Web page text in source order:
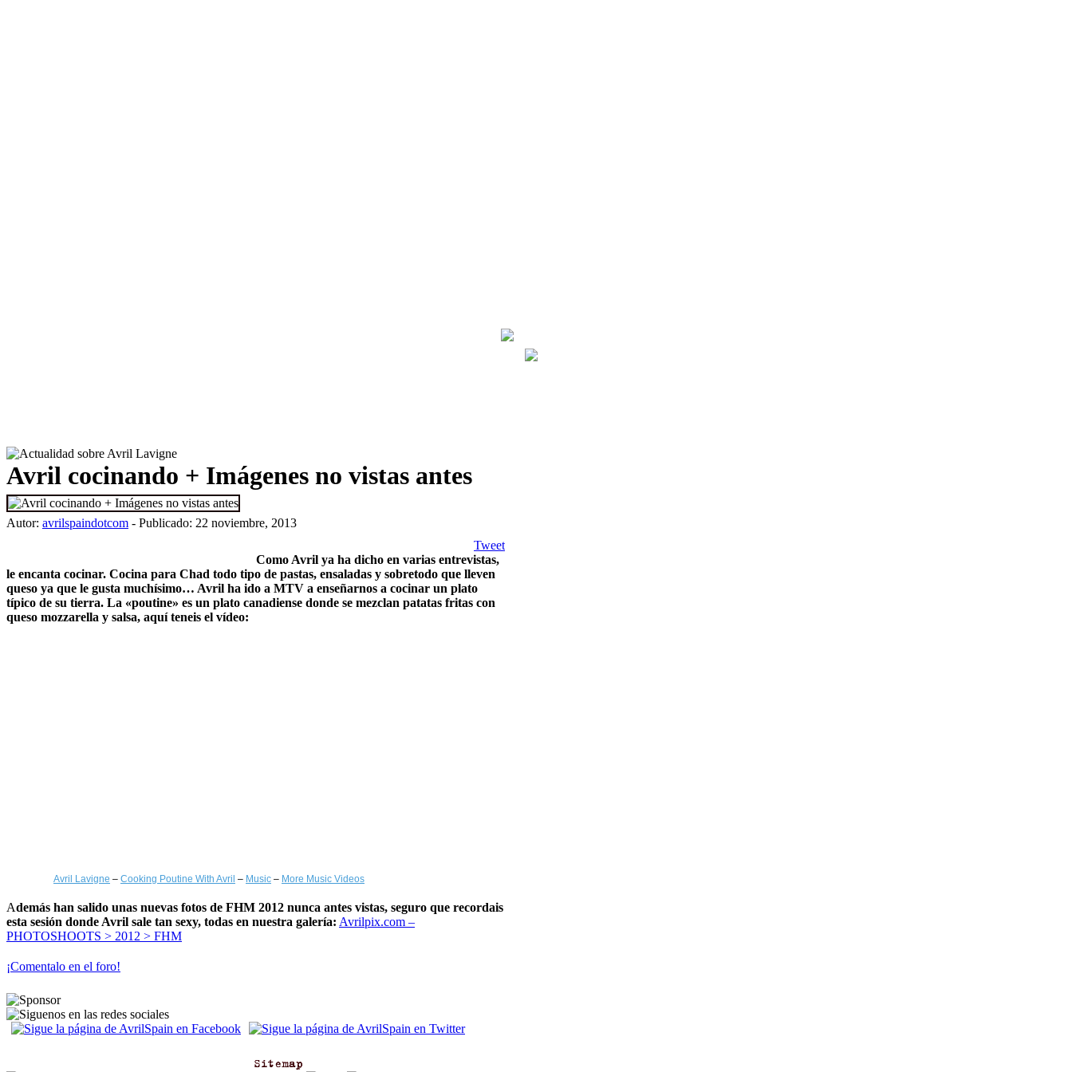
Avril cocinando + Imágenes no vistas antes
Autor: avrilspaindotcom - Publicado: 22 noviembre, 2013
Tweet
Como Avril ya ha dicho en varias entrevistas,
le encanta cocinar. Cocina para Chad todo tipo de pastas, ensaladas y sobretodo que lleven
queso ya que le gusta muchísimo… Avril ha ido a MTV a enseñarnos a cocinar un plato
típico de su tierra. La «poutine» es un plato canadiense donde se mezclan patatas fritas con
queso mozzarella y salsa, aquí teneis el vídeo:
Avril Lavigne – Cooking Poutine With Avril – Music – More Music Videos
Además han salido unas nuevas fotos de FHM 2012 nunca antes vistas, seguro que recordais
esta sesión donde Avril sale tan sexy, todas en nuestra galería: Avrilpix.com –
PHOTOSHOOTS > 2012 > FHM
¡Comentalo en el foro!